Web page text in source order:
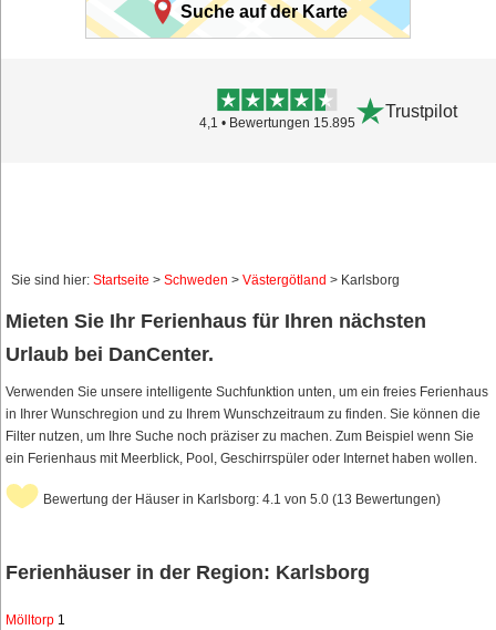
Suche auf der Karte
4,1 • Bewertungen 15.895
Trustpilot
Sie sind hier: Startseite > Schweden > Västergötland > Karlsborg
Mieten Sie Ihr Ferienhaus für Ihren nächsten
Urlaub bei DanCenter.
Verwenden Sie unsere intelligente Suchfunktion unten, um ein freies Ferienhaus
in Ihrer Wunschregion und zu Ihrem Wunschzeitraum zu finden. Sie können die
Filter nutzen, um Ihre Suche noch präziser zu machen. Zum Beispiel wenn Sie
ein Ferienhaus mit Meerblick, Pool, Geschirrspüler oder Internet haben wollen.
Bewertung der Häuser in Karlsborg: 4.1 von 5.0 (13 Bewertungen)
Ferienhäuser in der Region: Karlsborg
Mölltorp 1